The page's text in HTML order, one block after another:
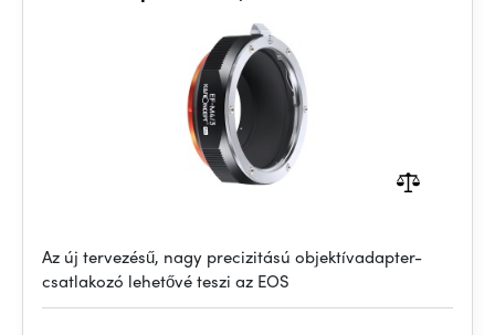
Az új tervezésű, nagy precizitású objektívadapter-
csatlakozó lehetővé teszi az EOS